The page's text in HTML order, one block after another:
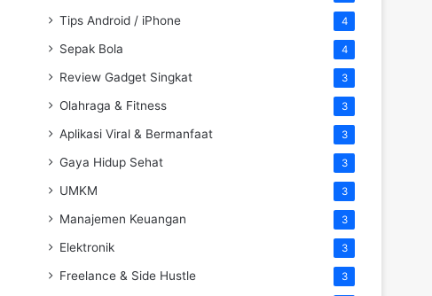
Tips Android / iPhone 4
Sepak Bola 4
Review Gadget Singkat 3
Olahraga & Fitness 3
Aplikasi Viral & Bermanfaat 3
Gaya Hidup Sehat 3
UMKM 3
Manajemen Keuangan 3
Elektronik 3
Freelance & Side Hustle 3